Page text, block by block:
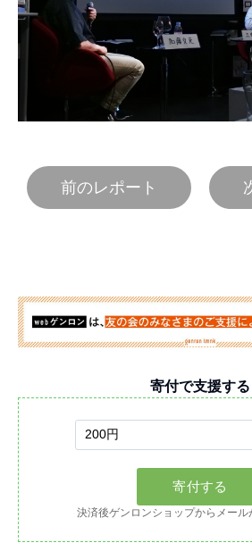
前のレポート
寄付で支援する
決済後ゲンロンショップからメール